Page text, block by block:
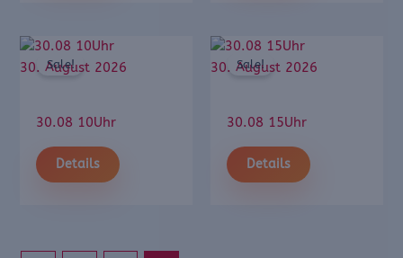
30. August 2026
Sale!
30.08 10Uhr
Details
30. August 2026
Sale!
30.08 15Uhr
Details